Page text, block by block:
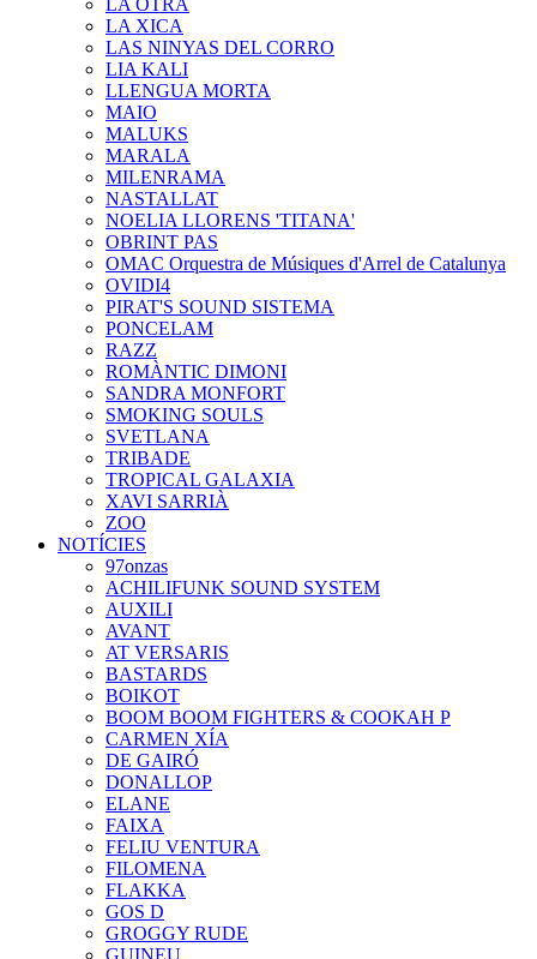
LA OTRA
LA XICA
LAS NINYAS DEL CORRO
LIA KALI
LLENGUA MORTA
MAIO
MALUKS
MARALA
MILENRAMA
NASTALLAT
NOELIA LLORENS 'TITANA'
OBRINT PAS
OMAC Orquestra de Músiques d'Arrel de Catalunya
OVIDI4
PIRAT'S SOUND SISTEMA
PONCELAM
RAZZ
ROMÀNTIC DIMONI
SANDRA MONFORT
SMOKING SOULS
SVETLANA
TRIBADE
TROPICAL GALAXIA
XAVI SARRIÀ
ZOO
NOTÍCIES
97onzas
ACHILIFUNK SOUND SYSTEM
AUXILI
AVANT
AT VERSARIS
BASTARDS
BOIKOT
BOOM BOOM FIGHTERS & COOKAH P
CARMEN XÍA
DE GAIRÓ
DONALLOP
ELANE
FAIXA
FELIU VENTURA
FILOMENA
FLAKKA
GOS D
GROGGY RUDE
GUINEU